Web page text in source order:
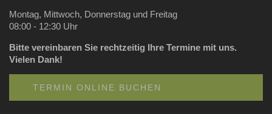
Montag, Mittwoch, Donnerstag und Freitag
08:00 - 12:30 Uhr
Bitte vereinbaren Sie rechtzeitig Ihre Termine mit uns.
Vielen Dank!
TERMIN ONLINE BUCHEN